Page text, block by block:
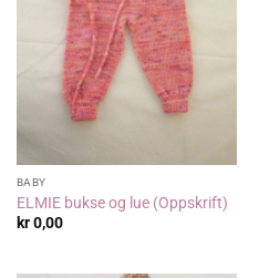
BABY
ELMIE bukse og lue (Oppskrift)
kr0,00